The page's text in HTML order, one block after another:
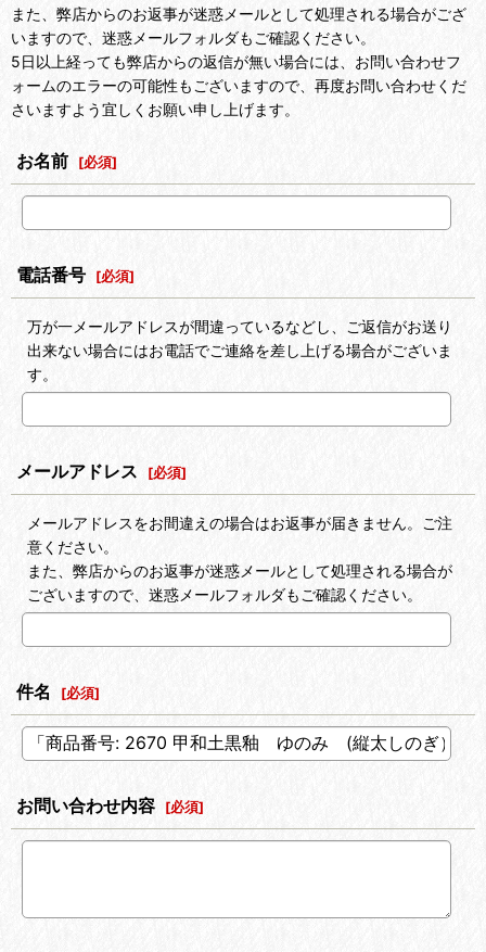
また、弊店からのお返事が迷惑メールとして処理される場合がござ
いますので、迷惑メールフォルダもご確認ください。
5日以上経っても弊店からの返信が無い場合には、お問い合わせフ
ォームのエラーの可能性もございますので、再度お問い合わせくだ
さいますよう宜しくお願い申し上げます。
お名前 [必須]
電話番号 [必須]
万が一メールアドレスが間違っているなどし、ご返信がお送り
出来ない場合にはお電話でご連絡を差し上げる場合がございま
す。
メールアドレス [必須]
メールアドレスをお間違えの場合はお返事が届きません。ご注
意ください。
また、弊店からのお返事が迷惑メールとして処理される場合が
ございますので、迷惑メールフォルダもご確認ください。
件名 [必須]
お問い合わせ内容 [必須]